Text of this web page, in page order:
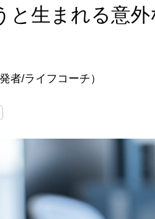
と生まれる意外
者/ライフコーチ）